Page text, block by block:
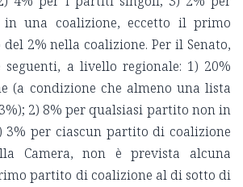
una coalizione, eccetto il primo
2% nella coalizione. Per il Senato,
a livello regionale: 1) 20%
(a condizione che almeno una lista
2) 8% per qualsiasi partito non in
3% per ciascun partito di coalizione
Camera, non è prevista alcuna
partito di coalizione al di sotto di